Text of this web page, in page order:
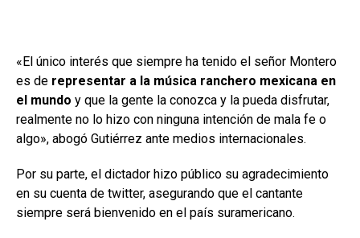
«El único interés que siempre ha tenido el señor Montero
es de representar a la música ranchero mexicana en
el mundo y que la gente la conozca y la pueda disfrutar,
realmente no lo hizo con ninguna intención de mala fe o
algo», abogó Gutiérrez ante medios internacionales.
Por su parte, el dictador hizo público su agradecimiento
en su cuenta de twitter, asegurando que el cantante
siempre será bienvenido en el país suramericano.